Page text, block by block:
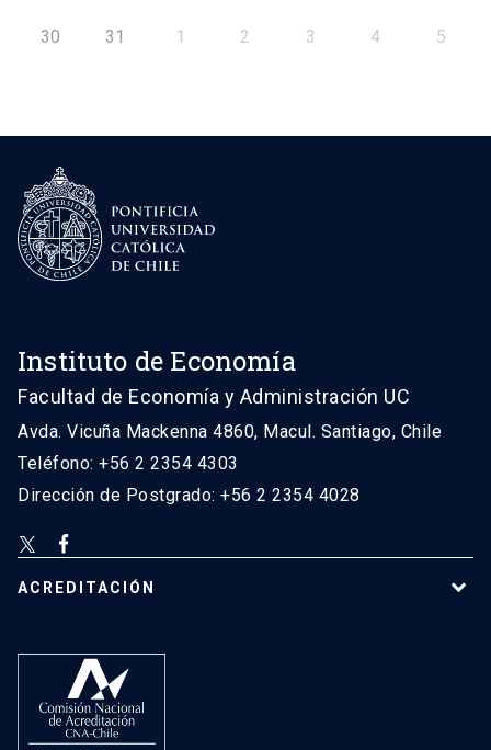
30 31 1 2 3 4 5
Instituto de Economía
Facultad de Economía y Administración UC
Avda. Vicuña Mackenna 4860, Macul. Santiago, Chile
Teléfono: +56 2 2354 4303
Dirección de Postgrado: +56 2 2354 4028
ACREDITACIÓN